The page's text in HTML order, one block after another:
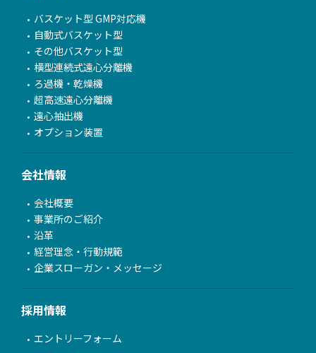
バスケット型 GMP対応機
自動式バスケット型
その他バスケット型
横型連続式遠心分離機
ろ過機・乾燥機
超高速遠心分離機
遠心抽出機
オプション装置
会社情報
会社概要
事業所のご紹介
沿革
経営理念・行動規範
企業スローガン・メッセージ
採用情報
エントリーフォーム